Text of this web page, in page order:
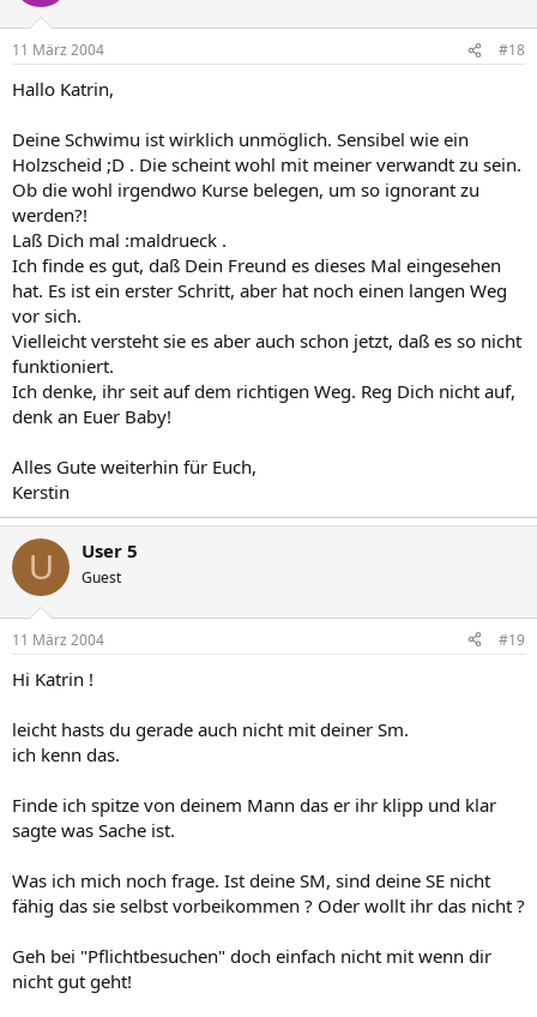
11 März 2004 #18
Hallo Katrin,
Deine Schwimu ist wirklich unmöglich. Sensibel wie ein
Holzscheid ;D . Die scheint wohl mit meiner verwandt zu sein.
Ob die wohl irgendwo Kurse belegen, um so ignorant zu
werden?!
Laß Dich mal :maldrueck .
Ich finde es gut, daß Dein Freund es dieses Mal eingesehen
hat. Es ist ein erster Schritt, aber hat noch einen langen Weg
vor sich.
Vielleicht versteht sie es aber auch schon jetzt, daß es so nicht
funktioniert.
Ich denke, ihr seit auf dem richtigen Weg. Reg Dich nicht auf,
denk an Euer Baby!
Alles Gute weiterhin für Euch,
Kerstin
U User 5
Guest
11 März 2004 #19
Hi Katrin !
leicht hasts du gerade auch nicht mit deiner Sm.
ich kenn das.
Finde ich spitze von deinem Mann das er ihr klipp und klar
sagte was Sache ist.
Was ich mich noch frage. Ist deine SM, sind deine SE nicht
fähig das sie selbst vorbeikommen ? Oder wollt ihr das nicht ?
Geh bei "Pflichtbesuchen" doch einfach nicht mit wenn dir
nicht gut geht!